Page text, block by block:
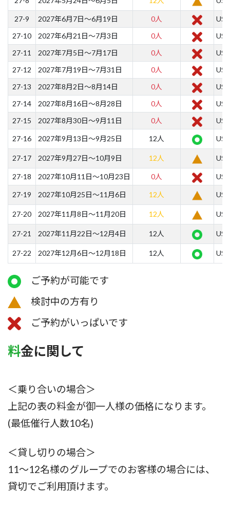
27-9 2027年6月7日～6月19日 0人
27-10
2027年6月21日～7月3日 0人
27-11
2027年7月5日～7月17日 0人
27-12
2027年7月19日～7月31日 0人
27-13
2027年8月2日～8月14日 0人
27-14
2027年8月16日～8月28日 0人
27-15
2027年8月30日～9月11日 0人
27-16 2027年9月13日～9月25日 12人
27-17 2027年9月27日～10月9日 12人
27-18 2027年10月11日～10月23日 0人
27-19 2027年10月25日～11月6日 12人
27-20 2027年11月8日～11月20日 12人
27-21 2027年11月22日～12月4日 12人
27-22 2027年12月6日～12月18日 12人
ご予約が可能です
検討中の方有り
ご予約がいっぱいです
料金に関して
＜乗り合いの場合＞
上記の表の料金が御一人様の価格になります。
(最低催行人数10名)
＜貸し切りの場合＞
11〜12名様のグループでのお客様の場合には、
貸切でご利用頂けます。